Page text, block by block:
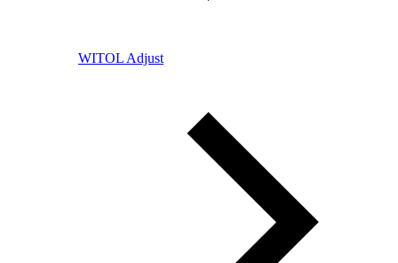
WITOL Adjust